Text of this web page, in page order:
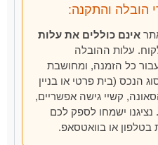
הובלה והתקנה:
אינם כוללים את עלות
עלות ההובלה
כל הזמנה, ומחושבת
הנכס (בית פרטי או בניין
קשיי גישה אפשריים,
ישמחו לספק לכם
או בוואטסאפ.